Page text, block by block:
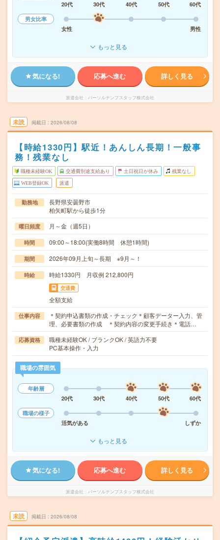
20代
30代 40代 50代
60代
男女比率
女性
男性
もっと見る
気になる! 応募へ進む 詳しく見る
派遣会社 パーソルテンプスタッフ株式会社
未読 掲載日 2026/08/08
【時給1330円】駅近！あんしん長期！一般事
務！残業なし
職種未経験OK 交通費別途支給あり 土日祝日が休み 残業なし
WEB登録OK 派遣
勤務地
長野県安曇野市
柏矢町駅から徒歩1分
曜日頻度 月～金（週5日）
時間 09:00～18:00(実働8時間 休憩1時間)
期間 2026年09月上旬～長期 ※9月～！
時給 時給1330円 月収例 212,800円
交通費
全額支給
仕事内容
＊契約申込書類の作成・チェック＊顧客データー入力、管
理、必要書類の作成 ＊契約内容の変更手続き＊電話…
応募資格
職種未経験OK / ブランクOK / 英語力不要
PC基本操作・入力
職場の雰囲気
年齢層
20代
30代 40代 50代
60代
職場の様子
活気がある
しずか
もっと見る
気になる! 応募へ進む 詳しく見る
派遣会社 パーソルテンプスタッフ株式会社
未読 掲載日 2026/08/08